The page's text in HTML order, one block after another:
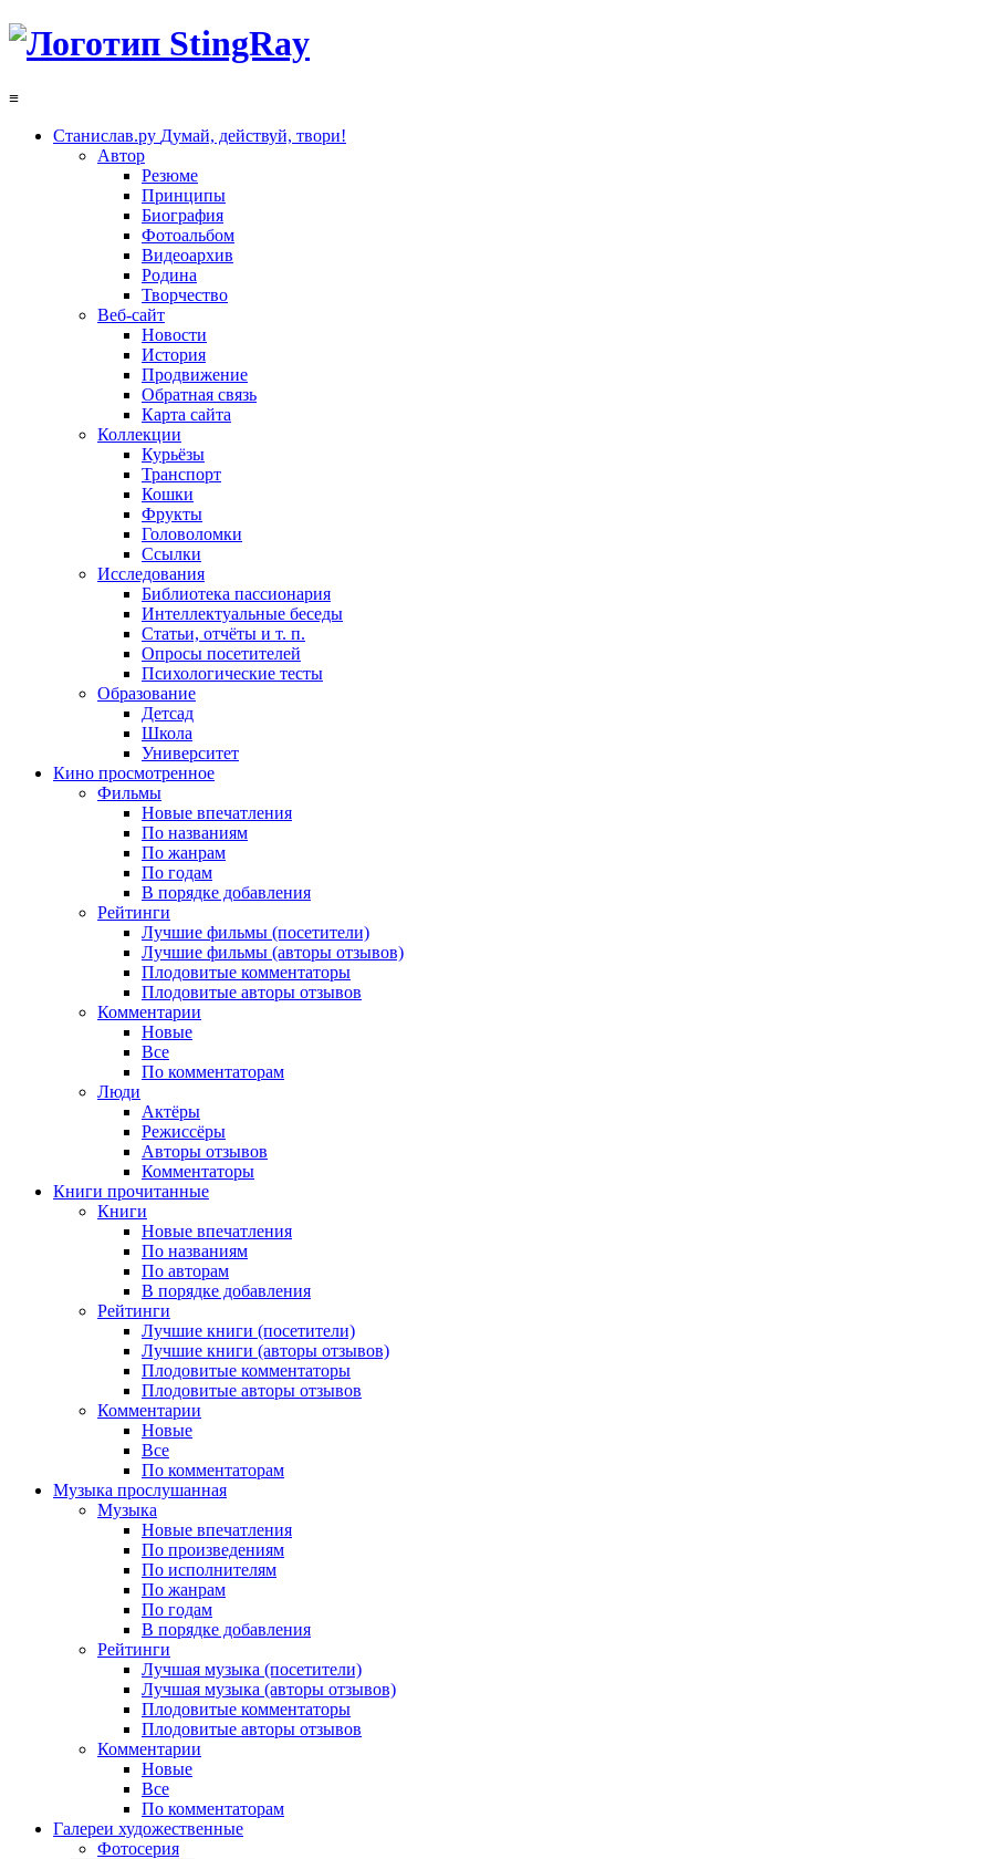
≡
Станислав.ру Думай, действуй, твори!
Автор
Резюме
Принципы
Биография
Фотоальбом
Видеоархив
Родина
Творчество
Веб-сайт
Новости
История
Продвижение
Обратная связь
Карта сайта
Коллекции
Курьёзы
Транспорт
Кошки
Фрукты
Головоломки
Ссылки
Исследования
Библиотека пассионария
Интеллектуальные беседы
Статьи, отчёты и т. п.
Опросы посетителей
Психологические тесты
Образование
Детсад
Школа
Университет
Кино просмотренное
Фильмы
Новые впечатления
По названиям
По жанрам
По годам
В порядке добавления
Рейтинги
Лучшие фильмы (посетители)
Лучшие фильмы (авторы отзывов)
Плодовитые комментаторы
Плодовитые авторы отзывов
Комментарии
Новые
Все
По комментаторам
Люди
Актёры
Режиссёры
Авторы отзывов
Комментаторы
Книги прочитанные
Книги
Новые впечатления
По названиям
По авторам
В порядке добавления
Рейтинги
Лучшие книги (посетители)
Лучшие книги (авторы отзывов)
Плодовитые комментаторы
Плодовитые авторы отзывов
Комментарии
Новые
Все
По комментаторам
Музыка прослушанная
Музыка
Новые впечатления
По произведениям
По исполнителям
По жанрам
По годам
В порядке добавления
Рейтинги
Лучшая музыка (посетители)
Лучшая музыка (авторы отзывов)
Плодовитые комментаторы
Плодовитые авторы отзывов
Комментарии
Новые
Все
По комментаторам
Галереи художественные
Фотосерия